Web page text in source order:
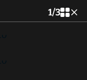
1/3